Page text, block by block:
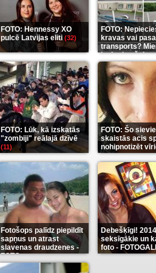
FOTO: Hennessy XO
pulcē Latvijas eliti(32)
FOTO:
kravas vai
transports?
ieskaties šeit
FOTO: Lūk, kā izskatās
"zombiji" reālajā dzīvē
(11)
FOTO: Šo
skaistās acis
nohipnotizēt
Fotošops palīdz piepildīt
sapņus un atrast
slavenas draudzenes -
FOTO(13)
Debešķīgi!
seksīgākie un
foto -
(9)